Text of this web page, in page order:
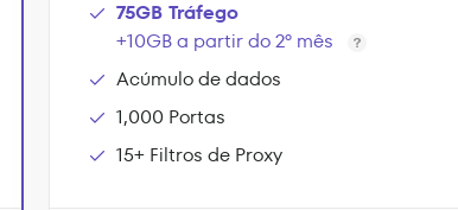
75GB Tráfego
+10GB a partir do 2º mês
Acúmulo de dados
1,000 Portas
15+ Filtros de Proxy